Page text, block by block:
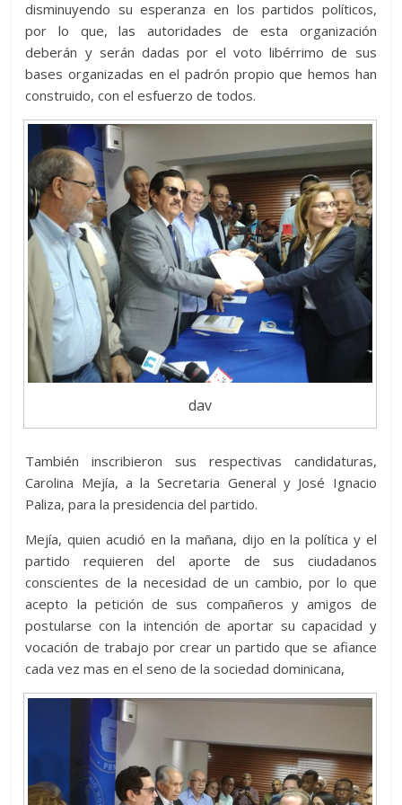
disminuyendo su esperanza en los partidos políticos,
por lo que, las autoridades de esta organización
deberán y serán dadas por el voto libérrimo de sus
bases organizadas en el padrón propio que hemos han
construido, con el esfuerzo de todos.
dav
También inscribieron sus respectivas candidaturas,
Carolina Mejía, a la Secretaria General y José Ignacio
Paliza, para la presidencia del partido.
Mejía, quien acudió en la mañana, dijo en la política y el
partido requieren del aporte de sus ciudadanos
conscientes de la necesidad de un cambio, por lo que
acepto la petición de sus compañeros y amigos de
postularse con la intención de aportar su capacidad y
vocación de trabajo por crear un partido que se afiance
cada vez mas en el seno de la sociedad dominicana,